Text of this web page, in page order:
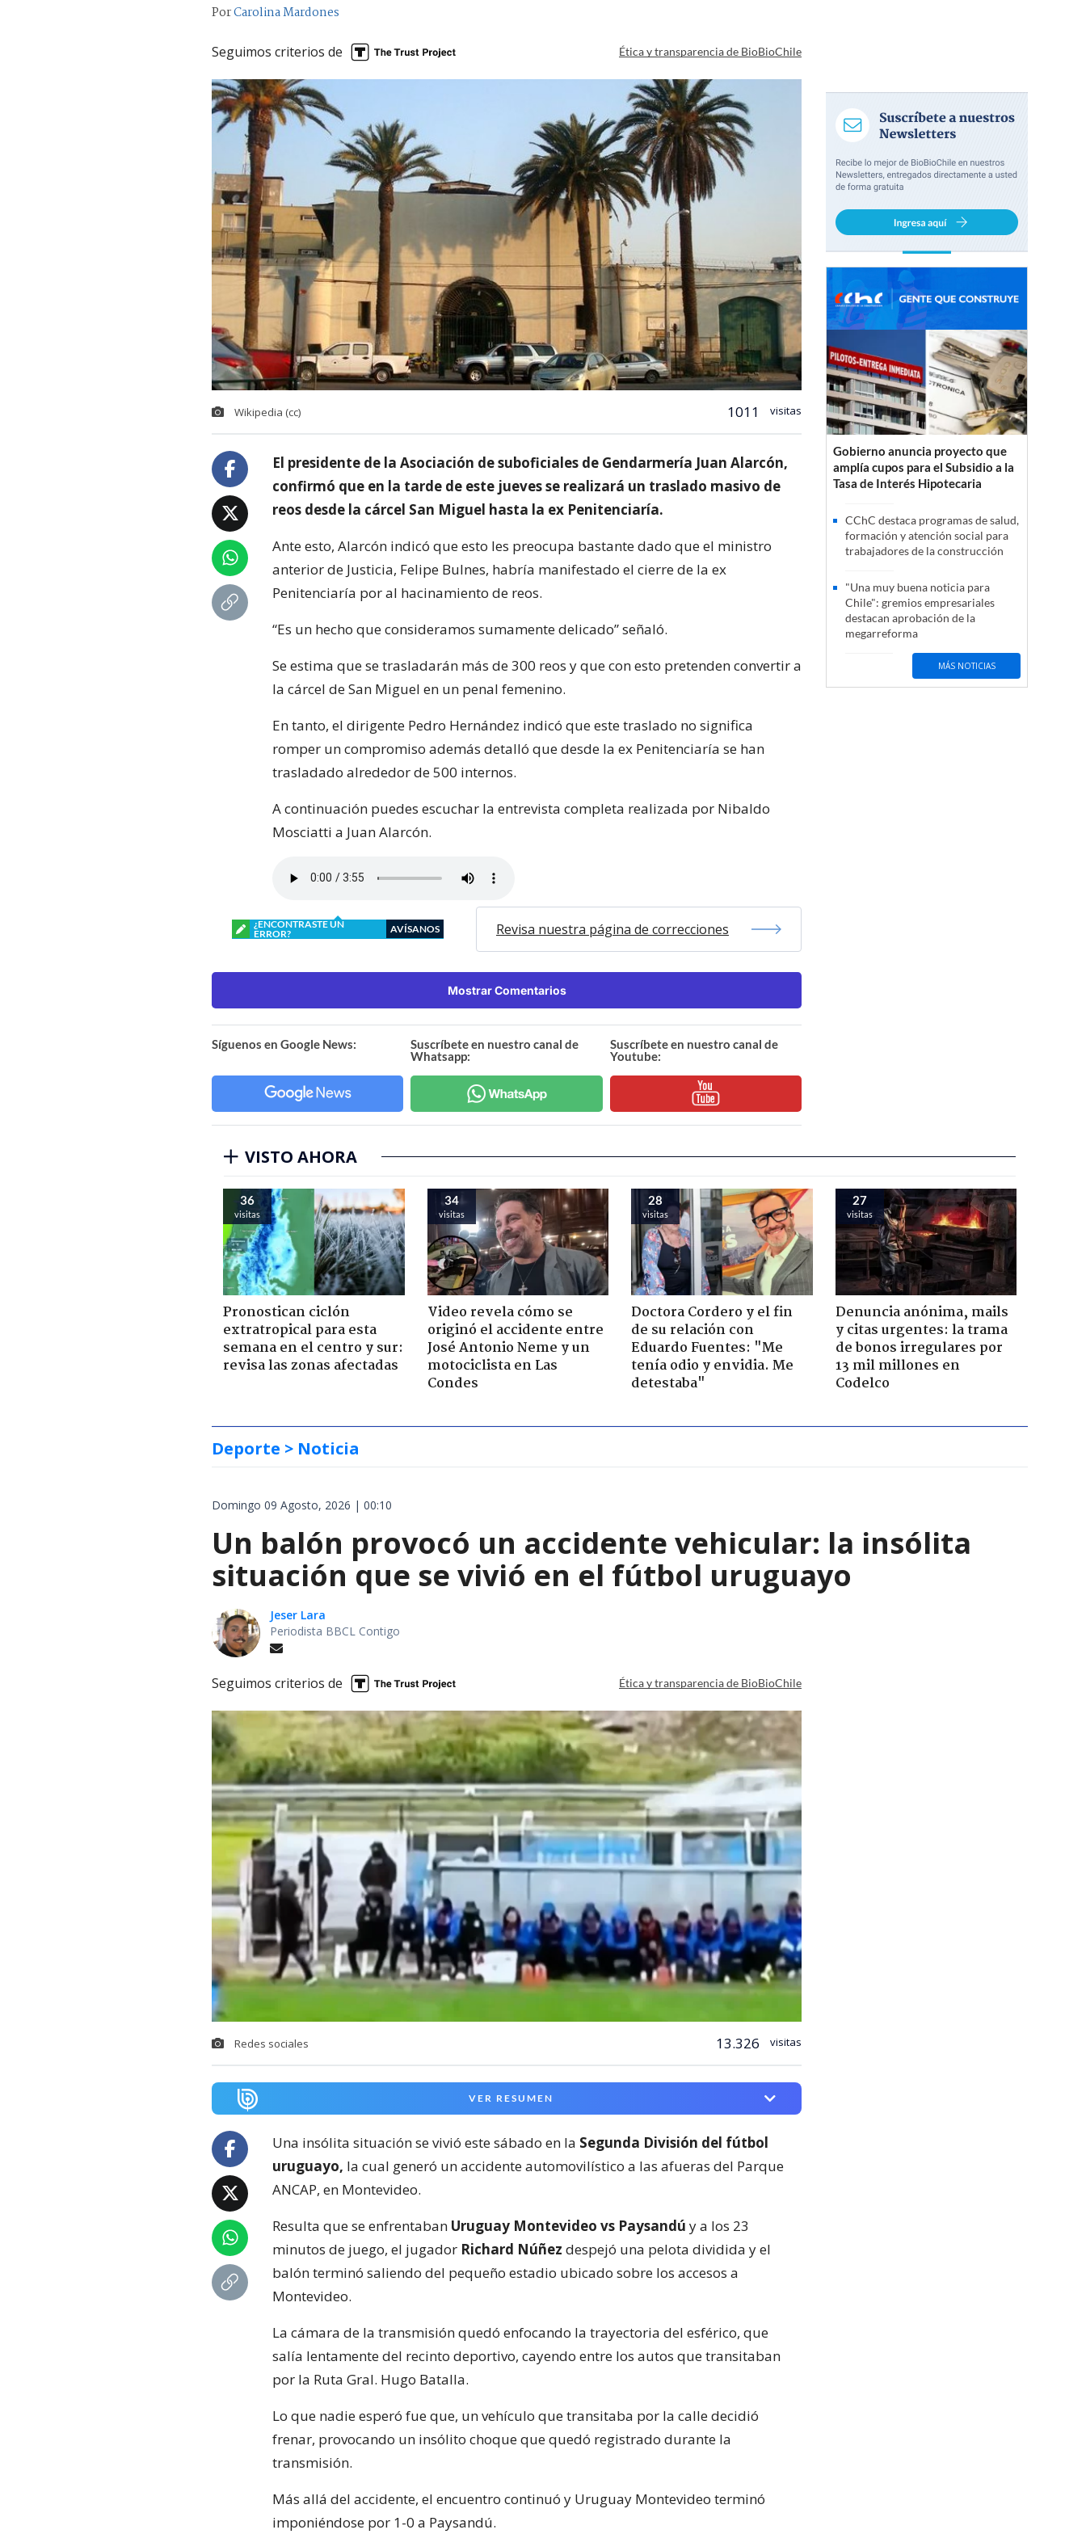
PorCarolina Mardones
Seguimos criterios de Ética y transparencia de BioBioChile
Wikipedia (cc) 1011 visitas
El presidente de la Asociación de suboficiales de Gendarmería Juan Alarcón,
confirmó que en la tarde de este jueves se realizará un traslado masivo de
reos desde la cárcel San Miguel hasta la ex Penitenciaría.
Ante esto, Alarcón indicó que esto les preocupa bastante dado que el ministro
anterior de Justicia, Felipe Bulnes, habría manifestado el cierre de la ex
Penitenciaría por al hacinamiento de reos.
“Es un hecho que consideramos sumamente delicado” señaló.
Se estima que se trasladarán más de 300 reos y que con esto pretenden convertir a
la cárcel de San Miguel en un penal femenino.
En tanto, el dirigente Pedro Hernández indicó que este traslado no significa
romper un compromiso además detalló que desde la ex Penitenciaría se han
trasladado alrededor de 500 internos.
A continuación puedes escuchar la entrevista completa realizada por Nibaldo
Mosciatti a Juan Alarcón.
¿ENCONTRASTE UN
ERROR?
AVÍSANOS Revisa nuestra página de correcciones
Mostrar Comentarios
Síguenos en Google News:
Suscríbete en nuestro canal de
Whatsapp:
Suscríbete en nuestro canal de
Youtube:
Gobierno anuncia proyecto que
amplía cupos para el Subsidio a la
Tasa de Interés Hipotecaria
CChC destaca programas de salud,
formación y atención social para
trabajadores de la construcción
"Una muy buena noticia para
Chile": gremios empresariales
destacan aprobación de la
megarreforma
MÁS NOTICIAS
VISTO AHORA
36
visitas
Pronostican ciclón
extratropical para esta
semana en el centro y sur:
revisa las zonas afectadas
34
visitas
Video revela cómo se
originó el accidente entre
José Antonio Neme y un
motociclista en Las
Condes
28
visitas
Doctora Cordero y el fin
de su relación con
Eduardo Fuentes: "Me
tenía odio y envidia. Me
detestaba"
27
visitas
Denuncia anónima, mails
y citas urgentes: la trama
de bonos irregulares por
13 mil millones en
Codelco
Deporte > Noticia
Domingo 09 Agosto, 2026 | 00:10
Un balón provocó un accidente vehicular: la insólita
situación que se vivió en el fútbol uruguayo
Jeser Lara
Periodista BBCL Contigo
Seguimos criterios de Ética y transparencia de BioBioChile
Redes sociales 13.326 visitas
VER RESUMEN
Una insólita situación se vivió este sábado en la Segunda División del fútbol
uruguayo, la cual generó un accidente automovilístico a las afueras del Parque
ANCAP, en Montevideo.
Resulta que se enfrentaban Uruguay Montevideo vs Paysandú y a los 23
minutos de juego, el jugador Richard Núñez despejó una pelota dividida y el
balón terminó saliendo del pequeño estadio ubicado sobre los accesos a
Montevideo.
La cámara de la transmisión quedó enfocando la trayectoria del esférico, que
salía lentamente del recinto deportivo, cayendo entre los autos que transitaban
por la Ruta Gral. Hugo Batalla.
Lo que nadie esperó fue que, un vehículo que transitaba por la calle decidió
frenar, provocando un insólito choque que quedó registrado durante la
transmisión.
Más allá del accidente, el encuentro continuó y Uruguay Montevideo terminó
imponiéndose por 1-0 a Paysandú.